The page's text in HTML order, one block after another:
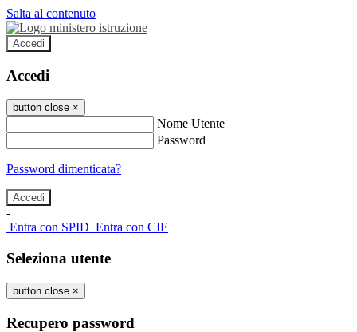
Salta al contenuto
Accedi
Accedi
button close ×
Nome Utente
Password
Password dimenticata?
-
Entra con SPID Entra con CIE
Seleziona utente
button close ×
Recupero password